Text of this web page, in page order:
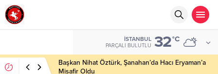
İSTANBUL
PARÇALI BULUTLU 32°C
Başkan Nihat Öztürk, Şanahan’da Hacı Eryaman’a
Misafir Oldu